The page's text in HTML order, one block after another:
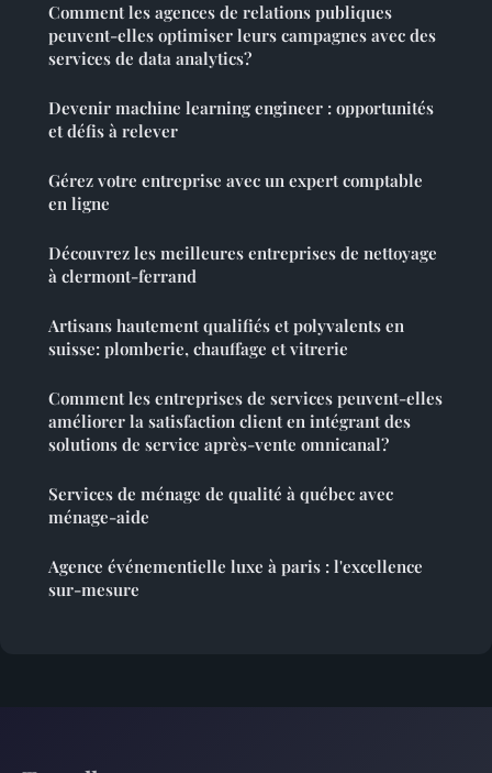
Comment les agences de relations publiques
peuvent-elles optimiser leurs campagnes avec des
services de data analytics?
Devenir machine learning engineer : opportunités
et défis à relever
Gérez votre entreprise avec un expert comptable
en ligne
Découvrez les meilleures entreprises de nettoyage
à clermont-ferrand
Artisans hautement qualifiés et polyvalents en
suisse: plomberie, chauffage et vitrerie
Comment les entreprises de services peuvent-elles
améliorer la satisfaction client en intégrant des
solutions de service après-vente omnicanal?
Services de ménage de qualité à québec avec
ménage-aide
Agence événementielle luxe à paris : l'excellence
sur-mesure